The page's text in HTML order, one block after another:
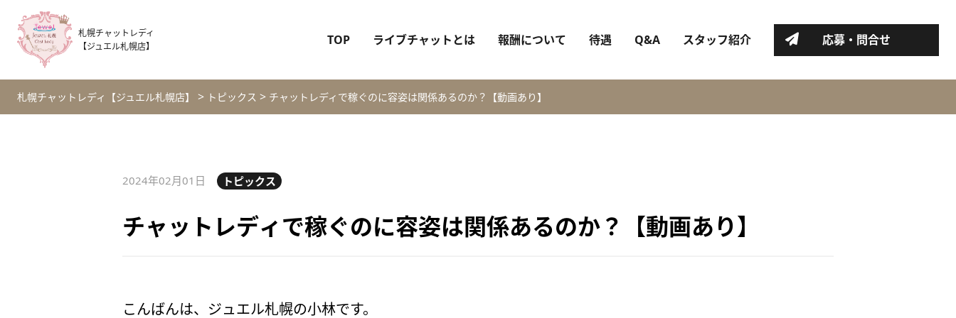
札幌チャットレディ
【ジュエル札幌店】
TOP ライブチャットとは 報酬について 待遇 Q&A スタッフ紹介 応募・問合せ
札幌チャットレディ【ジュエル札幌店】 > トピックス > チャットレディで稼ぐのに容姿は関係あるのか？【動画あり】
2024年02月01日 トピックス
チャットレディで稼ぐのに容姿は関係あるのか？【動画あり】
こんばんは、ジュエル札幌の小林です。